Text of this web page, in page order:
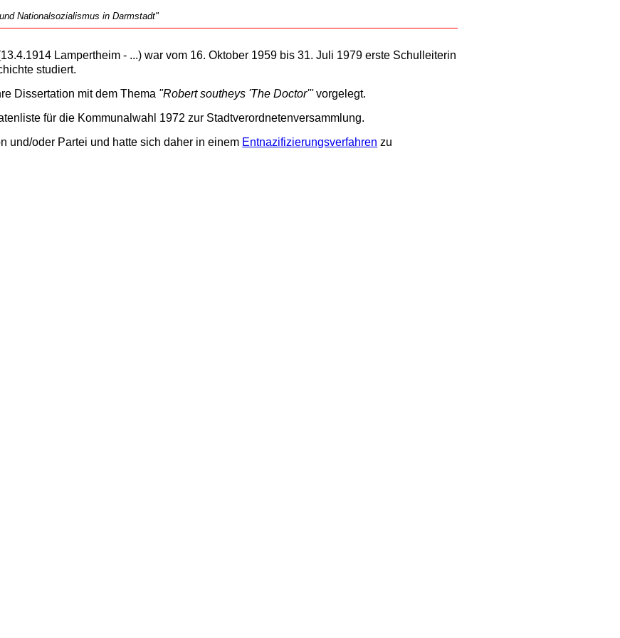
Nationalsozialismus in Darmstadt"
Lampertheim - ...) war vom 16. Oktober 1959 bis 31. Juli 1979 erste Schulleiterin
studiert.
Dissertation mit dem Thema "Robert southeys 'The Doctor'"vorgelegt.
für die Kommunalwahl 1972 zur Stadtverordnetenversammlung.
und/oder Partei und hatte sich daher in einem Entnazifizierungsverfahren zu